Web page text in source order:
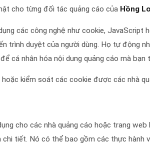
cho từng đối tác quảng cáo của Hồng
các công nghệ như cookie,
trình duyệt của người dùng. Họ tự động
cá nhân hóa nội dung quảng cáo mà
kiểm soát các cookie được các nhà
cho các nhà quảng cáo hoặc trang
tiết. Nó có thể bao gồm các thực hành